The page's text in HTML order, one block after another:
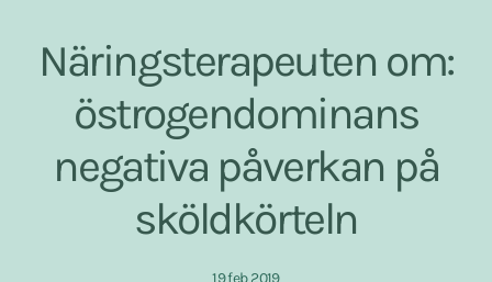
Näringsterapeuten om:
östrogendominans
negativa påverkan på
sköldkörteln
19 feb 2019